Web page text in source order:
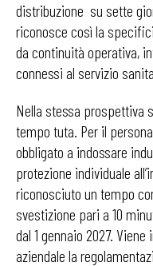
distribuzione su sette
riconosce così la
da continuità operativa,
connessi al servizio
Nella stessa prospettiva
tempo tuta. Per il
obbligato a indossare
protezione individuale
riconosciuto un tempo
svestizione pari a 10
dal 1 gennaio 2027.
aziendale la